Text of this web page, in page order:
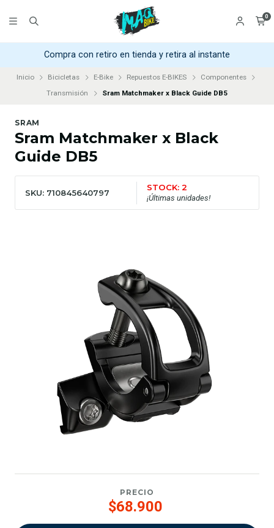
0
Compra con retiro en tienda y retira al instante
Inicio Bicicletas E-Bike Repuestos E-BIKES
Componentes
Transmisión
Sram Matchmaker x Black Guide DB5
SRAM
Sram Matchmaker x Black
Guide DB5
SKU: 710845640797
STOCK: 2
¡Últimas unidades!
PRECIO
$68.900